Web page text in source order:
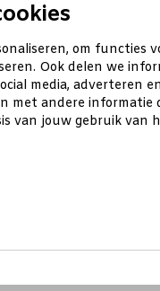
om functies
Ook delen we
media, adverteren en
met andere informatie
van jouw gebruik van